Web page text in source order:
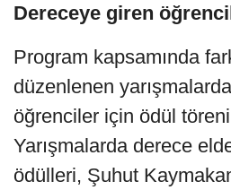
Dereceye giren
Program kapsamında
düzenlenen
öğrenciler için ödül töreni
Yarışmalarda derece
ödülleri, Şuhut